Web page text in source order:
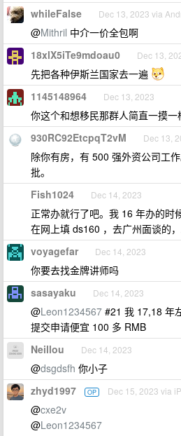
whileFalse Dec 13, 2023 via
@Mithril 中介一价全包啊
18xlX5iTe9mdoau0 Dec 13,
先把各种伊斯兰国家去一遍
1145148964 Dec 13, 2023
你这个和想移民那群人简直一摸一
930RC92EtcpqT2vM Dec 13,
除你有房，有 500 强外资公司工
批。
Fish1024 Dec 14, 2023
正常办就行了吧。我 16 年办的时
在网上填 ds160 ，去广州面谈的，
voyagefar Dec 14, 2023
你要去找金牌讲师吗
sasayaku Dec 14, 2023
@Leon1234567 #21 我 17,18 年
提交申请便宜 100 多 RMB
Neillou Dec 14, 2023
@dsgdsfh 你小子
zhyd1997 OP Dec 15, 2023 via
@cxe2v
@Leon1234567